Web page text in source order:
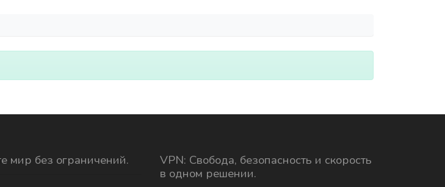
мир без ограничений.
VPN: Свобода, безопасность и скорость
в одном решении.